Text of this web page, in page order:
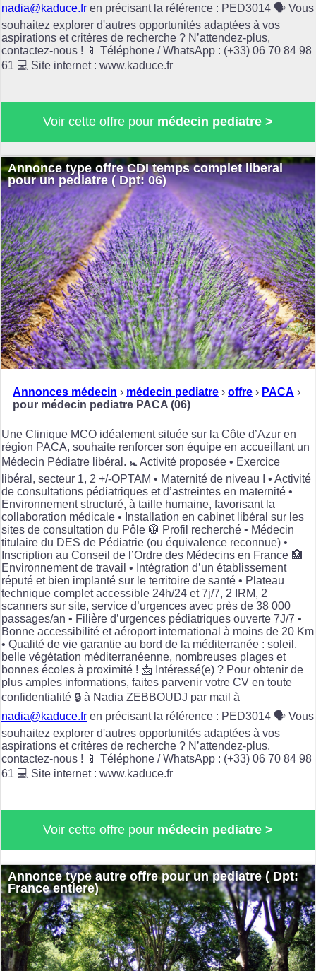
nadia@kaduce.fr en précisant la référence : PED3014 🗣️ Vous
souhaitez explorer d'autres opportunités adaptées à vos
aspirations et critères de recherche ? N’attendez-plus,
contactez-nous ! 📱 Téléphone / WhatsApp : (+33) 06 70 84 98
61 💻 Site internet : www.kaduce.fr
Voir cette offre pour médecin pediatre >
Annonce type offre CDI temps complet liberal
pour un pediatre ( Dpt: 06)
Annonces médecin › médecin pediatre › offre › PACA ›
pour médecin pediatre PACA (06)
Une Clinique MCO idéalement située sur la Côte d’Azur en
région PACA, souhaite renforcer son équipe en accueillant un
Médecin Pédiatre libéral. 🚼 Activité proposée • Exercice
libéral, secteur 1, 2 +/-OPTAM • Maternité de niveau I • Activité
de consultations pédiatriques et d’astreintes en maternité •
Environnement structuré, à taille humaine, favorisant la
collaboration médicale • Installation en cabinet libéral sur les
sites de consultation du Pôle 🥼 Profil recherché • Médecin
titulaire du DES de Pédiatrie (ou équivalence reconnue) •
Inscription au Conseil de l’Ordre des Médecins en France 🏥
Environnement de travail • Intégration d’un établissement
réputé et bien implanté sur le territoire de santé • Plateau
technique complet accessible 24h/24 et 7j/7, 2 IRM, 2
scanners sur site, service d’urgences avec près de 38 000
passages/an • Filière d’urgences pédiatriques ouverte 7J/7 •
Bonne accessibilité et aéroport international à moins de 20 Km
• Qualité de vie garantie au bord de la méditerranée : soleil,
belle végétation méditerranéenne, nombreuses plages et
bonnes écoles à proximité ! 📩 Intéressé(e) ? Pour obtenir de
plus amples informations, faites parvenir votre CV en toute
confidentialité 🔒 à Nadia ZEBBOUDJ par mail à
nadia@kaduce.fr en précisant la référence : PED3014 🗣️ Vous
souhaitez explorer d'autres opportunités adaptées à vos
aspirations et critères de recherche ? N’attendez-plus,
contactez-nous ! 📱 Téléphone / WhatsApp : (+33) 06 70 84 98
61 💻 Site internet : www.kaduce.fr
Voir cette offre pour médecin pediatre >
Annonce type autre offre pour un pediatre ( Dpt:
France entiere)